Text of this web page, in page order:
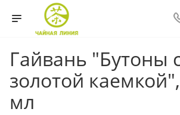
Гайвань "Бутоны
золотой
мл